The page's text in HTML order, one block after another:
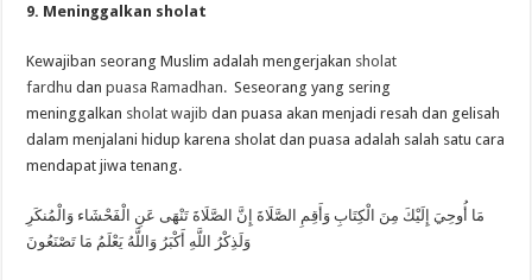
9. Meninggalkan sholat
Kewajiban seorang Muslim adalah mengerjakan sholat
fardhu danpuasa Ramadhan. Seseorang yang sering
meninggalkan sholat wajib dan puasa akan menjadi resah dan gelisah
dalam menjalani hidup karena sholat dan puasa adalah salah satu cara
mendapat jiwa tenang.
مَا أُوحِيَ إِلَيْكَ مِنَ الْكِتَابِ وَأَقِمِ الصَّلَاةَ إِنَّ الصَّلَاةَ تَنْهَى عَنِ الْفَحْشَاء وَالْمُنكَرِ
وَلَذِكْرُ اللَّهِ أَكْبَرُ وَاللَّهُ يَعْلَمُ مَا تَصْنَعُونَ